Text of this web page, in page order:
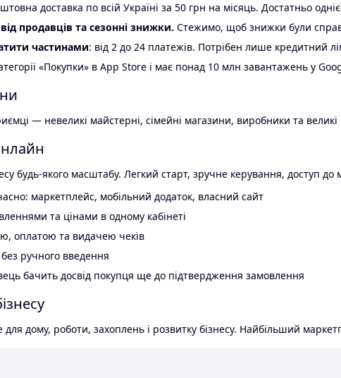
доставка по всій Україні за 50 грн на місяць. Достатньо
від продавців та сезонні знижки. Стежимо, щоб знижки були
частинами: від 2 до 24 платежів. Потрібен лише кредитний
«Покупки» в App Store і має понад 10 млн завантажень у
— невеликі майстерні, сімейні магазини, виробники та
будь-якого масштабу. Легкий старт, зручне керування, доступ до
маркетплейс, мобільний додаток, власний сайт
та цінами в одному кабінеті
оплатою та видачею чеків
ручного введення
бачить досвід покупця ще до підтвердження замовлення
дому, роботи, захоплень і розвитку бізнесу. Найбільший